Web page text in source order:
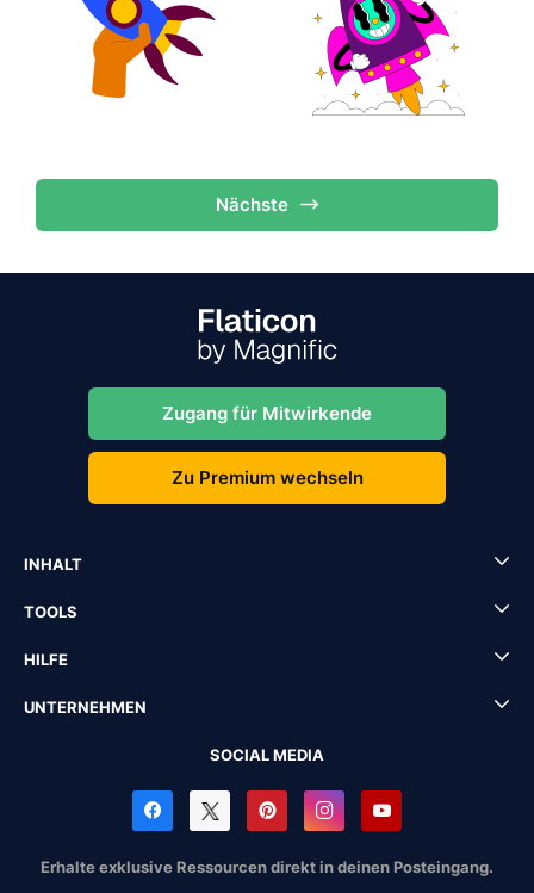
Nächste
Zugang für Mitwirkende
Zu Premium wechseln
INHALT
TOOLS
HILFE
UNTERNEHMEN
SOCIAL MEDIA
Erhalte exklusive Ressourcen direkt in deinen Posteingang.